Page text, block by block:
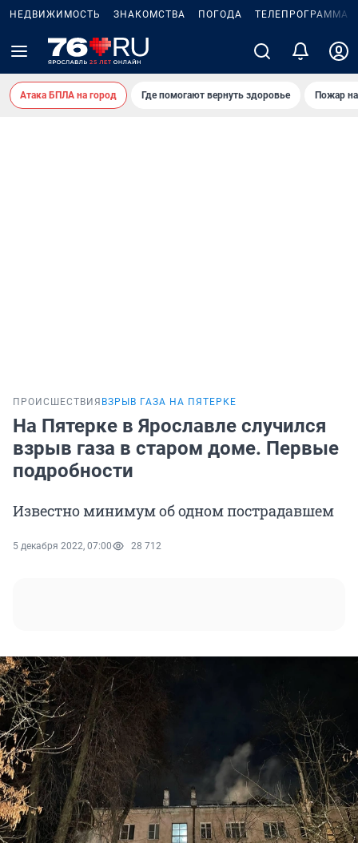
НЕДВИЖИМОСТЬ ЗНАКОМСТВА ПОГОДА ТЕЛЕПРОГРАММА
Атака БПЛА на город Где помогают вернуть здоровье Пожар
ПРОИСШЕСТВИЯ ВЗРЫВ ГАЗА НА ПЯТЕРКЕ
На Пятерке в Ярославле случился
взрыв газа в старом доме. Первые
подробности
Известно минимум об одном пострадавшем
5 декабря 2022, 07:00 28 712